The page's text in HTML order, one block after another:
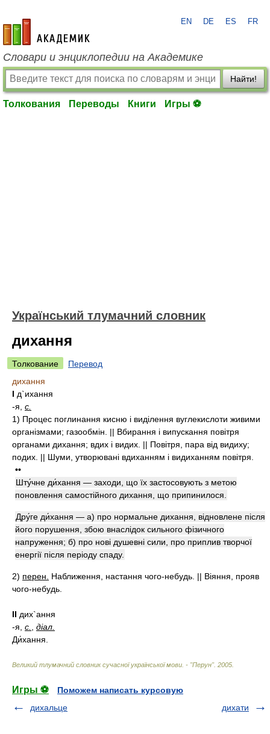
academic.ru
EN DE ES FR
Словари и энциклопедии на Академике
Найти!
Толкования Переводы Книги Игры ⚽
Український тлумачний словник
дихання
Толкование
Перевод
дихання
I д`ихання
-я, с.
1) Процес поглинання кисню і виділення вуглекислоти живими
організмами; газообмін. || Вбирання і випускання повітря
органами дихання; вдих і видих. || Повітря, пара від видиху;
подих. || Шуми, утворювані вдиханням і видиханням повітря.
••
Шту́чне ди́хання — заходи, що їх застосовують з метою
поновлення самостійного дихання, що припинилося.
Дру́ге ди́хання — а) про нормальне дихання, відновлене після
його порушення, збою внаслідок сильного фізичного
напруження; б) про нові душевні сили, про приплив творчої
енергії після періоду спаду.
2) перен.
Наближення, настання чого-небудь. || Віяння, прояв
чого-небудь.
II дих`ання
-я, с.
діал.
Ди́хання.
Великий тлумачний словник сучасної української мови. - "Перун". 2005
Игры ⚽
Поможем написать курсовую
дихальце
дихати